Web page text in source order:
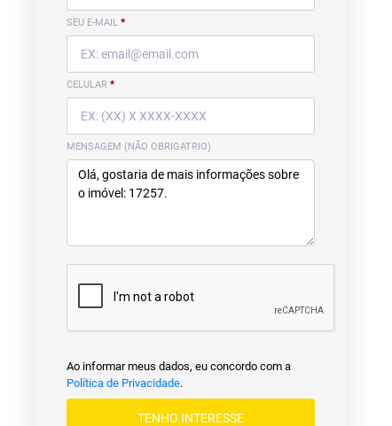
SEU E-MAIL *
CELULAR *
MENSAGEM (NÃO OBRIGATRIO)
Ao informar meus dados, eu concordo com a
Política de Privacidade.
TENHO INTERESSE